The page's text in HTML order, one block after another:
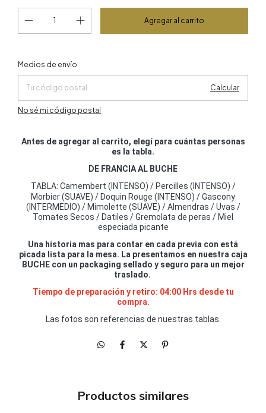
Entregas para el CP:
Medios de envío
Calcular
No sé mi código postal
Antes de agregar al carrito, elegí para cuántas personas
es la tabla.
DE FRANCIA AL BUCHE
TABLA: Camembert (INTENSO) / Percilles (INTENSO) /
Morbier (SUAVE) / Doquin Rouge (INTENSO) /Gascony
(INTERMEDIO) / Mimolette (SUAVE) /Almendras / Uvas /
Tomates Secos / Datiles / Gremolata de peras / Miel
especiada picante
Una historia mas para contar en cada previa con está
picada lista para la mesa. La presentamos en nuestra caja
BUCHE con un packaging sellado y seguro para un mejor
traslado.
Tiempo de preparación y retiro: 04:00 Hrs desde tu
compra.
Las fotos son referencias de nuestras tablas.
Productos similares